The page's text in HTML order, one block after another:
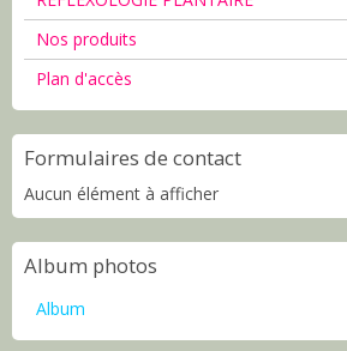
Nos produits
Plan d'accès
Formulaires de contact
Aucun élément à afficher
Album photos
Album